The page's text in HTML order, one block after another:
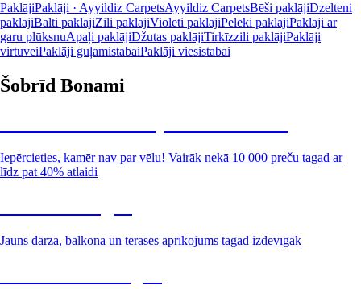
PaklājiPaklāji · Ayyildiz CarpetsAyyildiz CarpetsBēši paklājiDzelteni
paklājiBalti paklājiZili paklājiVioleti paklājiPelēki paklājiPaklāji ar
garu plūksnuApaļi paklājiDžutas paklājiTirkīzzili paklājiPaklāji
virtuveiPaklāji guļamistabaiPaklāji viesistabai
Šobrīd Bonami
Iepērcieties, kamēr nav par vēlu! Vairāk nekā 10 000 preču tagad ar
līdz pat 40% atlaidi
Jauns dārza, balkona un terases aprīkojums tagad izdevīgāk